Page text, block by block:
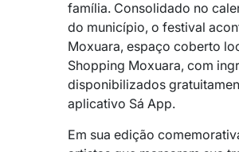
família. Consolidado no
do município, o festival
Moxuara, espaço coberto
Shopping Moxuara, com
disponibilizados
aplicativo Sá App.
Em sua edição